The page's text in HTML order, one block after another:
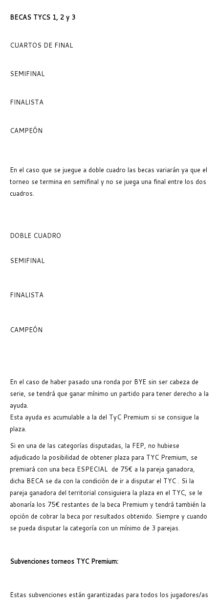
BECAS TYCS 1, 2 y 3
CUARTOS DE FINAL
SEMIFINAL
FINALISTA
CAMPEÓN
En el caso que se juegue a doble cuadro las becas variarán ya que el
torneo se termina en semifinal y no se juega una final entre los dos
cuadros.
DOBLE CUADRO
SEMIFINAL
FINALISTA
CAMPEÓN
En el caso de haber pasado una ronda por BYE sin ser cabeza de
serie, se tendrá que ganar mínimo un partido para tener derecho a la
ayuda.
Esta ayuda es acumulable a la del TyC Premium si se consigue la
plaza.
Si en una de las categorías disputadas, la FEP, no hubiese
adjudicado la posibilidad de obtener plaza para TYC Premium, se
premiará con una beca ESPECIAL de 75€ a la pareja ganadora,
dicha BECA se da con la condición de ir a disputar el TYC . Si la
pareja ganadora del territorial consiguiera la plaza en el TYC, se le
abonaría los 75€ restantes de la beca Premium y tendrá también la
opción de cobrar la beca por resultados obtenido. Siempre y cuando
se pueda disputar la categoría con un mínimo de 3 parejas.
Subvenciones torneos TYC Premium:
Estas subvenciones están garantizadas para todos los jugadores/as